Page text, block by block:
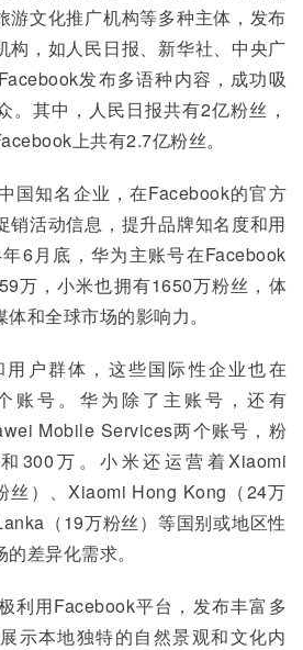
游文化推广机构等多种主体，发布
构，如人民日报、新华社、中央广
发布多语种内容，成功吸
。其中，人民日报共有2亿粉丝，
上共有2.7亿粉丝。
国知名企业，在Facebook的官方
销活动信息，提升品牌知名度和用
6月底，华为主账号在Facebook
万，小米也拥有1650万粉丝，体
和全球市场的影响力。
户群体，这些国际性企业也在
账号。华为除了主账号，还有
Mobile Services两个账号，粉
300万。小米还运营着Xiaomi
丝）、Xiaomi Hong Kong（24万
（19万粉丝）等国别或地区性
差异化需求。
利用Facebook平台，发布丰富多
示本地独特的自然景观和文化内